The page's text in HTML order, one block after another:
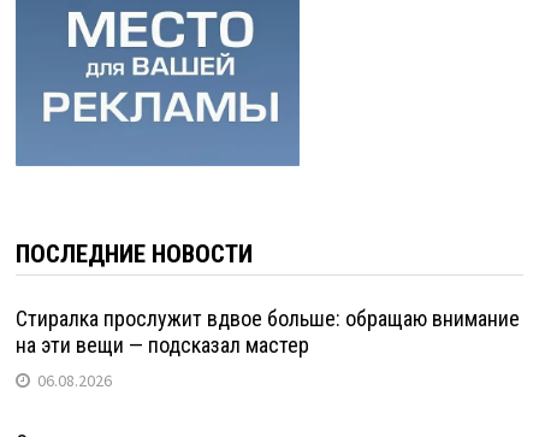
ПОСЛЕДНИЕ НОВОСТИ
Стиралка прослужит вдвое больше: обращаю внимание
на эти вещи — подсказал мастер
06.08.2026